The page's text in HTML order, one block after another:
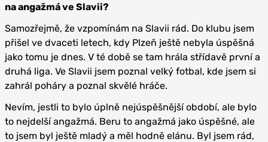
na angažmá ve Slavii?
Samozřejmě, že vzpomínám na Slavii rád. Do klubu jsem
přišel ve dvaceti letech, kdy Plzeň ještě nebyla úspěšná
jako tomu je dnes. V té době se tam hrála střídavě první a
druhá liga. Ve Slavii jsem poznal velký fotbal, kde jsem si
zahrál poháry a poznal skvělé hráče.
Nevím, jestli to bylo úplně nejúspěšnější období, ale bylo
to nejdelší angažmá. Beru to angažmá jako úspěšné, ale
to jsem byl ještě mladý a měl hodně elánu. Byl jsem rád,